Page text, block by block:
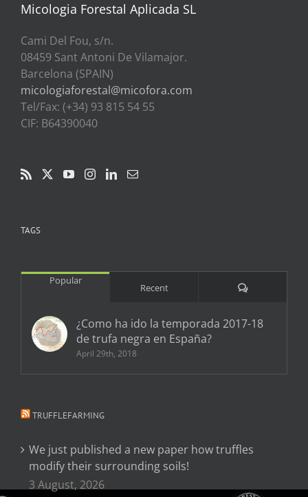
Micologia Forestal Aplicada SL
Cami Del Fou, s/n.
08459 Sant Antoni De Vilamajor.
Barcelona (SPAIN)
micologiaforestal@micofora.com
Tel/Fax: (+34) 93 815 54 55
CIF: B64390040
TAGS
Popular
Recent Comments
¿Como ha ido la temporada 2017-18
de trufa negra en España?
April 29th, 2018
TRUFFLEFARMING
We just published a new paper how truffles
modify their surrounding soils!
3 August, 2026